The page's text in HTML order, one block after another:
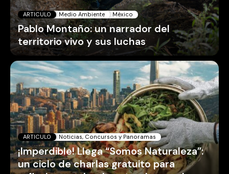
ARTICULO Medio Ambiente México
Pablo Montaño: un narrador del
territorio vivo y sus luchas
ARTICULO Noticias, Concursos y Panoramas
¡Imperdible! Llega “Somos Naturaleza”:
un ciclo de charlas gratuito para